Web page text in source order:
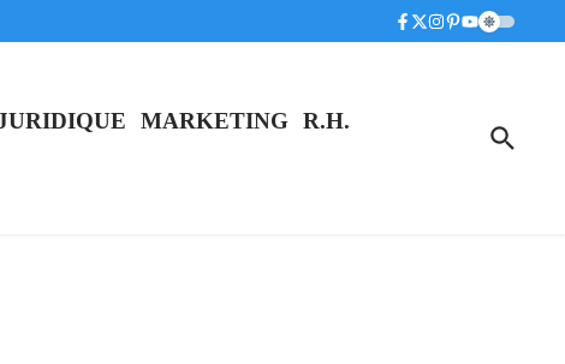
MARKETING R.H.